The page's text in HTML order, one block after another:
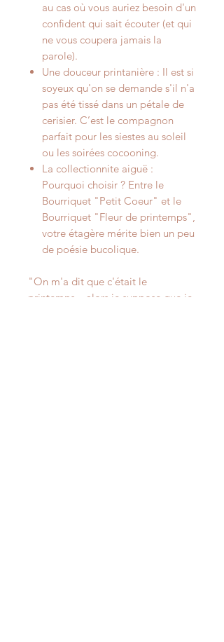
au cas où vous auriez besoin d'un
confident qui sait écouter (et qui
ne vous coupera jamais la
parole).
Une douceur printanière : Il est si
soyeux qu'on se demande s'il n'a
pas été tissé dans un pétale de
cerisier. C’est le compagnon
parfait pour les siestes au soleil
ou les soirées cocooning.
La collectionnite aiguë :
Pourquoi choisir ? Entre le
Bourriquet "Petit Coeur" et le
Bourriquet "Fleur de printemps",
votre étagère mérite bien un peu
de poésie bucolique.
"On m'a dit que c'était le
printemps... alors je suppose que je